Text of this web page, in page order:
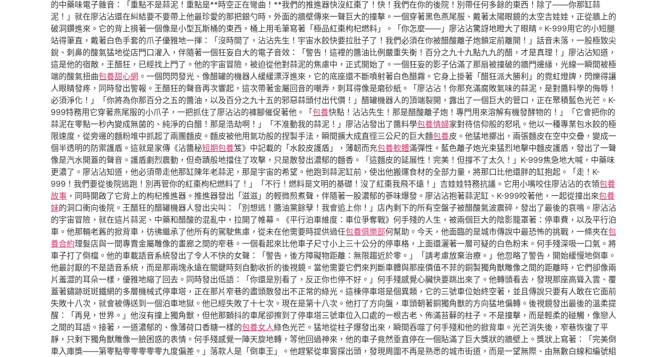
的中藥味電子雜音：「重點不是蒜泥！重點是**時空正在彎曲！**我們的推進器快沒紅棗了！快！我們在你的後院！別帶任何多餘的東西！除了——你那缸蒜
泥！」就在廖沾沾還在糾結要不要帶上他最珍愛的那把銀勺時，外面的牆壁傳來一聲巨大的撞擊。一個穿著黑色燕尾服、戴著太陽眼鏡的太空吉娃娃，正從牆上的
破洞鑽進來。它的背上揹著一個像是小型瓦斯桶的東西，桶上用毛筆寫著「極品紅棗枸杞燃料」。「你怎麼——」廖沾沾驚訝地瞪大了眼睛。K-999用它的小短腿
站得筆直，戴著白色手套的爪子優雅地一揮：「沒時間了，沾沾先生！宇宙水餃快要拉肚子了！我們必須在你被醋酸離子炮鎖定前離開！」話音未落，一股極致尖
銳、刺鼻的酸氣猛地從店門口灌入，伴隨著一個狂妄自大的電子音效：「警告！這裡的醬油比例嚴重失衡！百分之九十九點九九的醋，才是真理！」廖沾沾知道，
這是他的宿敵，王醋狂，已經找上門了。他的宇宙冒險，被迫從他對蒜泥的焦慮中，正式開始了。一個狂妄的影子佔滿了那扇被撞破的牆門邊緣，光線一瞬間被極
端的酸氣扭曲包養甜心網 。一個閃閃發光、像醋罐的機器人緩緩漂浮進來，它的底座還不斷噴射著白色醋霧。它身上掛著「醋狂派大勝利」的霓虹燈牌，閃爍得讓
人眼睛發疼，同時發出警報。王醋狂的聲音再次響起，這次帶著金屬回音的嘲弄，刺耳得像是磨砂紙。「廖沾沾！你那充滿腐敗氣味的蒜泥，是對醬料學的侮辱！
必須淨化！」「你將為你那百分之五的醬油，以及百分之九十五的邪惡蒜頭付出代價！」醋罐機器人的頂端裂開，露出了一個巨大的管口，正在聚積藍色光芒。K-
999特務用它穿著燕尾服的小爪子，一把抓住了廖沾沾的褲腳催促著他。「 包養快點！沾沾先生！那是醋酸離子炮！專門用來溶解有機發酵物的！」「它會把你的
蒜泥在零點一秒內變成無菌的、純淨的白醋！那是浩劫啊！」「不准動我的蒜泥！」廖沾沾發出了醬料學包養情婦家對待信仰般的怒吼。他以一種專業包水餃的極
限速度，從旁邊的麵粉堆中抓起了兩團麵皮。麵皮被他用氣功般的捏製手法，瞬間擴大成直徑三公尺的巨大麵包養皮。他猛地擲出，兩張麵皮在空中交疊，變成一
個半透明的防禦護盾。這就是家傳《沾醬秘短期包養笈》中記載的「水餃皮護盾」，薄韌而充包養軟體滿彈性。藍色離子炮光束猛烈地擊中麵皮護盾，發出了一聲
像是汽水開蓋的聲音。護盾劇烈震動，但奇蹟般地擋住了攻擊，只是散發出濃郁的麵香。「這麵皮的延展性！完美！但撐不了太久！」K-999焦急地大喊，中藥味
更濃了。廖沾沾知道，他必須帶走他那缸陳年老蒜泥，那是宇宙的希望。他跑到蒜泥缸前，使出他搬運食材的全部力量，將那口比他還胖的缸抱起。「走！K-
999！我們要從後院逃跑！別再管你的紅棗枸杞燃料了！」「不行！燃料是文明的基礎！沒了紅棗我飛不遠！」吉娃娃特務抗議。它用小嘴咬住廖沾沾的衣領包養
故事 ，同時開啟了它背上的枸杞推進器。推進器發出「滋滋」的輕微煎煮聲，伴隨著一股濃郁的蔘味爆發。廖沾沾抱著蒜泥缸、K-999咬著他，一起從撞出來包養
妹的洞口衝向後院。王醋狂的醋罐機器人發出尖叫：「別想逃！醬油黨餘孽！我會追上你！」店內剩下的所有空盤子被醋酸氣波震碎，發出了最後的哀鳴。廖沾沾
的宇宙冒險，就在這片蒜泥、中藥和醋酸的混亂中，拉開了帷幕。《平行泊車維度：車位爭奪戰》何手殘的人生，被兩個巨大的陰影籠罩著：停車費，以及平行泊
車。他那輛老舊的掀背車，彷彿繼承了他所有的駕駛焦慮，從未在他需要時提供過任包養俱樂部何幫助。今天，他面臨的是城市傳說中最恐怖的挑戰，一條夾在包
養合約理髮店與一間專賣金屬雕像的畫廊之間的窄巷。一個看起來比他車子尺寸小上三十公分的停車格，上面還灑著一層可疑的白色粉末。何手殘深吸一口氣。將
車子打了倒檔。他的車載語音系統發出了令人不快的女聲：「警告，後方障礙物距離：無限趨近於零。」「請考慮放棄治療。」他忽略了警告，開始緩慢地倒車。
他最討厭的不是語音系統，而是那兩塊永遠在關鍵時刻自動收折的後視鏡。當他需要它們來判斷車體與那座價值不菲的銅製獨角獸雕像之間的距離時，它們卻像兩
片羞澀的耳朵一樣，優雅地縮了回去。同時發出低語：「你還是別看了，反正你也停不好。」何手殘感覺心臟快要跳出來了。他轉頭看去，發現那座高聳入雲、覆
蓋著鏽跡斑斑鐵網的多層機械式停車塔，正在那片窄巷的盡頭散發出不正常的綠光。這棟停車塔是個異類，它的三號車位始終空著，並且傳說只要有人敢在它面前
失敗十八次，就會被傳送到一個泊車地獄。他已經失敗了十七次。現在是第十八次。他打了方向盤，車頭朝著銅獨角獸的方向猛地偏轉。後視鏡發出最後的溫柔提
醒：「再見，世界。」他沒有撞上獨角獸，但他那顫抖的車尾卻擦到了停車塔三號車位入口處的一根古老、佈滿苔蘚的柱子。不是撞擊，而是輕柔的碰觸，像戀人
之間的耳語。接著，一道濃郁的、像薄荷口香糖一樣的包養女人綠色光芒。猛地從柱子爆發出來，瞬間吞噬了何手殘和他的掀背車。光芒消失後，窄巷恢復了平
靜，只剩下獨角獸雕像一臉困惑的表情。何手殘感覺一陣天旋地轉，等他回過神來，他的車子竟然垂直停在一個貼滿了巨大獎狀的牆壁上。獎狀上寫著：「完美倒
車入庫獎——第零點零零零零零九度偏差。」落款人是「倒車王」。他趕緊從車窗探出頭，發現周圍不再是熟悉的城市街道，而是一望無際、由無數白線和編號組